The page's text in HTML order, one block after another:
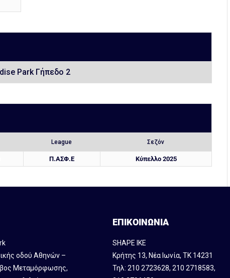
Park Γήπεδο 2
League Σεζόν
Π.ΑΣΦ.Ε Κύπελλο 2025
οδού Αθηνών –
Mεταμόρφωσης,
ΕΠΙΚΟΙΝΩΝΙΑ
SHAPE IKE
Κρήτης 13, Νέα Ιωνία, ΤΚ 14231
Τηλ:210 2723628,210 2718583,